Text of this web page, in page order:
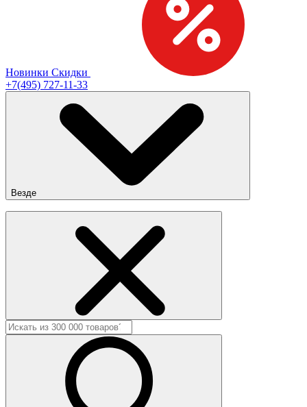
Новинки Скидки
+7(495) 727-11-33
Везде